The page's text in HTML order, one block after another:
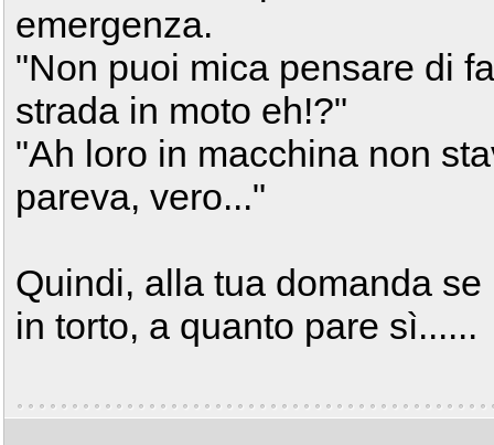
emergenza.
"Non puoi mica pensare di
strada in moto eh!?"
"Ah loro in macchina non
pareva, vero..."
Quindi, alla tua domanda
in torto, a quanto pare sì......